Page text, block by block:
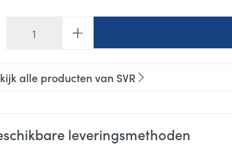
alle producten van SVR
leveringsmethoden